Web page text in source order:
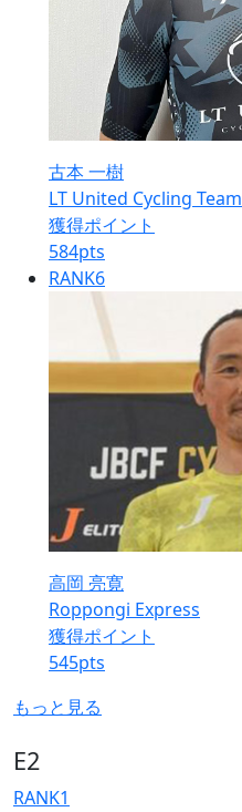
古本 一樹
LT United Cycling Team
獲得ポイント
584pts
RANK6
高岡 亮寛
Roppongi Express
獲得ポイント
545pts
もっと見る
E2
RANK1